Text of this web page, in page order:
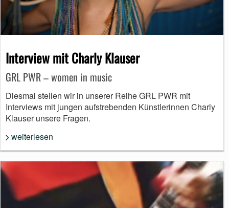
Interview mit Charly Klauser
GRL PWR – women in music
Diesmal stellen wir in unserer Reihe GRL PWR mit
Interviews mit jungen aufstrebenden Künstlerinnen Charly
Klauser unsere Fragen.
weiterlesen